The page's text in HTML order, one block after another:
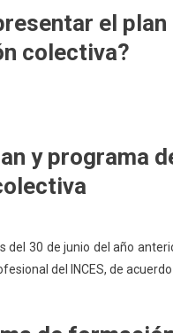
el plan
colectiva?
y programa
del 30 de junio del año
del INCES, de